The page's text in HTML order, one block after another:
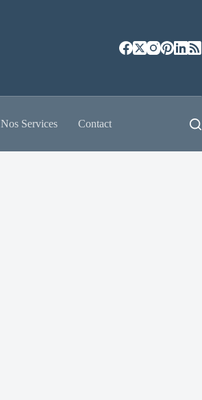
Nos Services Contact